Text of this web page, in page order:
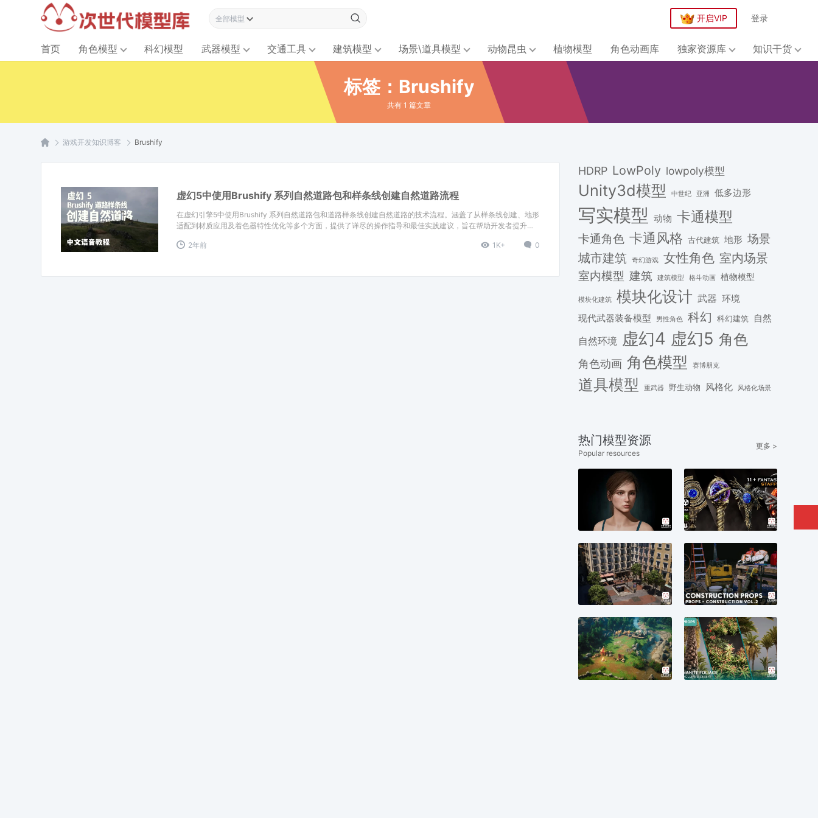
全部模型资源 开启VIP 登录
首页 角色模型 科幻模型 武器模型 交通工具 建筑模型 场景\道具模型 动物昆虫 植物模型 角色动画库 独家资源库 知识干货
标签：Brushify
共有 1 篇文章
游戏开发知识博客 Brushify
虚幻5中使用Brushify 系列自然道路包和样条线创建自然道路流程
在虚幻引擎5中使用Brushify 系列自然道路包和道路样条线创建自然道路的技术流程。涵盖了从样条线创建、地形
适配到材质应用及着色器特性优化等多个方面，提供了详尽的操作指导和最佳实践建议，旨在帮助开发者提升游
2年前
1K+ 0
HDRP LowPoly lowpoly模型
Unity3d模型 中世纪 亚洲 低多边形
写实模型 动物 卡通模型
卡通角色 卡通风格 古代建筑 地形 场景
城市建筑
奇幻游戏 女性角色 室内场景
室内模型 建筑 建筑模型 格斗动画 植物模型
模块化建筑 模块化设计 武器 环境
现代武器装备模型
男性角色 科幻 科幻建筑 自然
自然环境 虚幻4 虚幻5 角色
角色动画 角色模型 赛博朋克
道具模型 重武器 野生动物 风格化 风格化场景
热门模型资源
Popular resources
更多 >